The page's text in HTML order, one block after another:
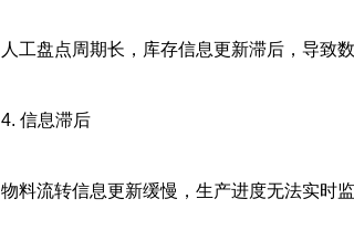
人工盘点周期长，库存信息更新滞后，导致
4. 信息滞后
物料流转信息更新缓慢，生产进度无法实时